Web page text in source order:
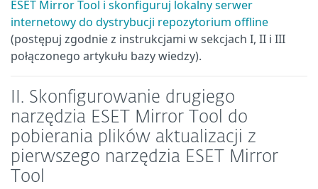
ESET Mirror Tool i skonfiguruj lokalny serwer
internetowy do dystrybucji repozytorium offline
(postępuj zgodnie z instrukcjami w sekcjach I, II i III
połączonego artykułu bazy wiedzy).
II. Skonfigurowanie drugiego
narzędzia ESET Mirror Tool do
pobierania plików aktualizacji z
pierwszego narzędzia ESET Mirror
Tool